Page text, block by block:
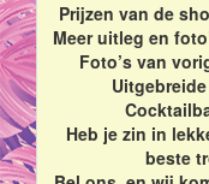
Prijzen van de
Meer uitleg en
Foto’s van
Heb je zin in
beste